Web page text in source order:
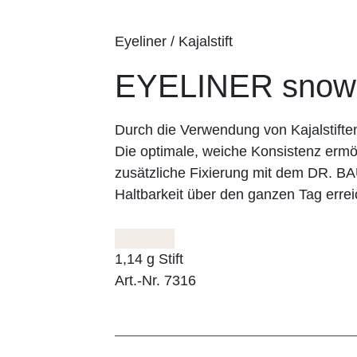
Eyeliner / Kajalstift
EYELINER snow
Durch die Verwendung von
Die optimale, weiche Konsistenz
zusätzliche Fixierung mit dem DR.
Haltbarkeit über den ganzen Tag
1,14 g Stift
Art.-Nr. 7316